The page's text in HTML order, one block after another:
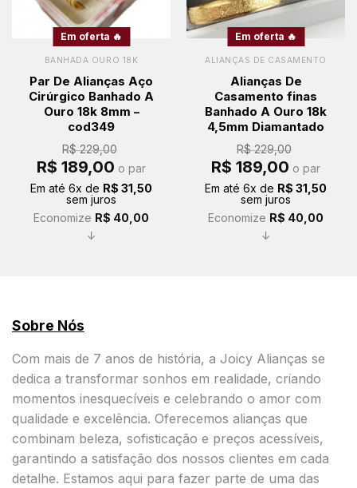
Em oferta 🔥
BANHADA OURO 18K
Par De Alianças Aço
Cirúrgico Banhado A
Ouro 18k 8mm –
cod349
R$229,00
O
preço
era:
R$ 229,00.
R$ 189,00 preço
é:
R$ 189,00.
o par
Em até 6x de R$ 31,50
sem juros
Economize R$ 40,00
↓
Em oferta 🔥
ALIANÇAS DE CASAMENTO
Alianças De
Casamento finas
Banhado A Ouro 18k
4,5mm Diamantado
R$229,00
O
preço
era:
R$ 229,00.
R$ 189,00 preço
é:
R$ 189,00.
o par
Em até 6x de R$ 31,50
sem juros
Economize R$ 40,00
↓
Sobre Nós
Com mais de 7 anos de história, a Joicy Alianças se
dedica a transformar sonhos em realidade, criando
momentos inesquecíveis e celebrando o amor com
qualidade e excelência. Oferecemos alianças que
combinam beleza, sofisticação e preços acessíveis,
garantindo a satisfação dos nossos clientes em cada
detalhe. Estamos aqui para fazer parte de uma das